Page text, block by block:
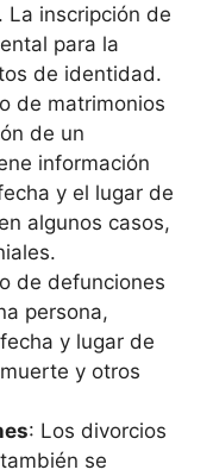
La inscripción de
para la
de identidad.
de matrimonios
de un
información
y el lugar de
algunos casos,
de defunciones
persona,
y lugar de
y otros
: Los divorcios
se